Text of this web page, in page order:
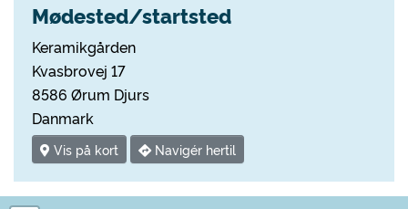
Mødested/startsted
Keramikgården
Kvasbrovej 17
8586 Ørum Djurs
Danmark
Vis på kort Navigér hertil